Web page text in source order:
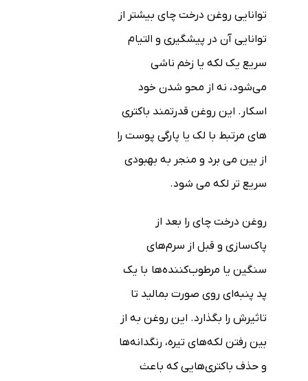
توانایی روغن درخت چای بیشتر از
توانایی آن در پیشگیری و التیام
سریع یک لکه یا زخم ناشی
می‌شود، نه از محو شدن خود
اسکار. این روغن قدرتمند باکتری
های مرتبط با لک یا پارگی پوست را
از بین می برد و منجر به بهبودی
سریع تر لکه می شود.
روغن درخت چای را بعد از
پاک‌سازی و قبل از سرم‌های
سنگین یا مرطوب‌کننده‌ها با یک
پد پنبه‌ای روی صورت بمالید تا
تاثیرش را بگذارد. این روغن به از
بین رفتن لکه‌های تیره، رنگدانه‌ها
و حذف باکتری‌هایی که باعث